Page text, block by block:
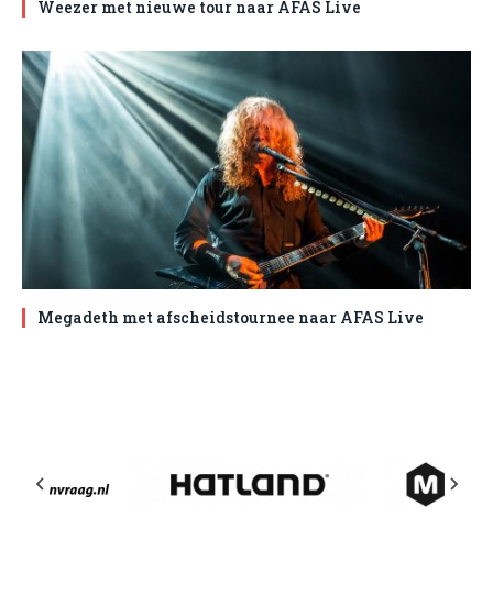
Weezer met nieuwe tour naar AFAS Live
Megadeth met afscheidstournee naar AFAS Live